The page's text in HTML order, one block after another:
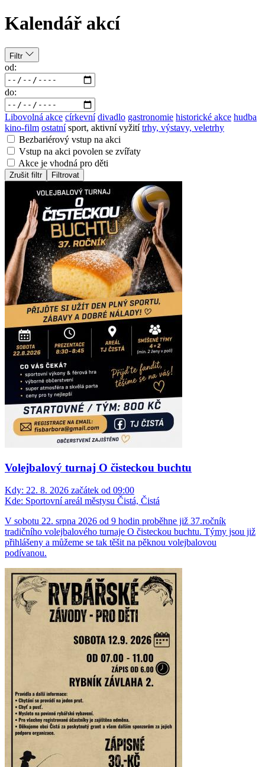
Kalendář akcí
Filtr
od:
do:
Libovolná akce církevní divadlo gastronomie historické akce hudba
kino-film ostatní sport, aktivní vyžití trhy, výstavy, veletrhy
Bezbariérový vstup na akci
Vstup na akci povolen se zvířaty
Akce je vhodná pro děti
Zrušit filtr Filtrovat
Volejbalový turnaj O čisteckou buchtu
Kdy: 22. 8. 2026 začátek od 09:00
Kde: Sportovní areál městysu Čistá, Čistá
V sobotu 22. srpna 2026 od 9 hodin proběhne již 37.ročník
tradičního volejbalového turnaje O čisteckou buchtu. Týmy jsou již
přihlášeny a můžeme se tak těšit na pěknou volejbalovou
podívanou.